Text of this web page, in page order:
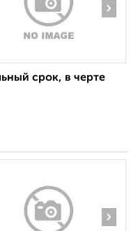
›
срок, в черте
›